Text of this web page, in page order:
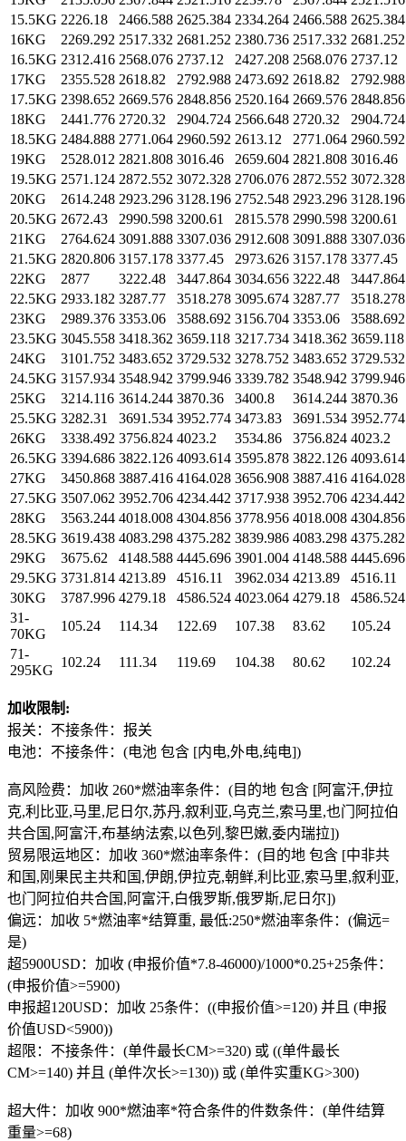
15.5KG 2226.18 2466.588 2625.384 2334.264 2466.588 2625.384
16KG
2269.292 2517.332 2681.252 2380.736 2517.332 2681.252
16.5KG 2312.416 2568.076 2737.12 2427.208 2568.076 2737.12
17KG
2355.528 2618.82 2792.988 2473.692 2618.82
2792.988
17.5KG 2398.652 2669.576 2848.856 2520.164 2669.576 2848.856
18KG
2441.776 2720.32 2904.724 2566.648 2720.32
2904.724
18.5KG 2484.888 2771.064 2960.592 2613.12 2771.064 2960.592
19KG
2528.012 2821.808 3016.46 2659.604 2821.808 3016.46
19.5KG 2571.124 2872.552 3072.328 2706.076 2872.552 3072.328
20KG
2614.248 2923.296 3128.196 2752.548 2923.296 3128.196
20.5KG 2672.43 2990.598 3200.61 2815.578 2990.598 3200.61
21KG
2764.624 3091.888 3307.036 2912.608 3091.888 3307.036
21.5KG 2820.806 3157.178 3377.45 2973.626 3157.178 3377.45
22KG
2877 3222.48 3447.864 3034.656 3222.48
3447.864
22.5KG 2933.182 3287.77 3518.278 3095.674 3287.77
3518.278
23KG
2989.376 3353.06 3588.692 3156.704 3353.06
3588.692
23.5KG 3045.558 3418.362 3659.118 3217.734 3418.362 3659.118
24KG
3101.752 3483.652 3729.532 3278.752 3483.652 3729.532
24.5KG 3157.934 3548.942 3799.946 3339.782 3548.942 3799.946
25KG
3214.116 3614.244 3870.36 3400.8 3614.244 3870.36
25.5KG 3282.31 3691.534 3952.774 3473.83 3691.534 3952.774
26KG
3338.492 3756.824 4023.2 3534.86 3756.824 4023.2
26.5KG 3394.686 3822.126 4093.614 3595.878 3822.126 4093.614
27KG
3450.868 3887.416 4164.028 3656.908 3887.416 4164.028
27.5KG 3507.062 3952.706 4234.442 3717.938 3952.706 4234.442
28KG
3563.244 4018.008 4304.856 3778.956 4018.008 4304.856
28.5KG 3619.438 4083.298 4375.282 3839.986 4083.298 4375.282
29KG
3675.62 4148.588 4445.696 3901.004 4148.588 4445.696
29.5KG 3731.814 4213.89 4516.11 3962.034 4213.89
4516.11
30KG
3787.996 4279.18 4586.524 4023.064 4279.18
4586.524
31-
70KG
105.24 114.34 122.69 107.38 83.62
105.24
71-
295KG
102.24 111.34 119.69 104.38 80.62 102.24
加收限制:
报关：不接条件：报关
电池：不接条件：(电池 包含 [内电,外电,纯电])
高风险费：加收 260*燃油率条件：(目的地 包含 [阿富汗,伊拉
克,利比亚,马里,尼日尔,苏丹,叙利亚,乌克兰,索马里,也门阿拉伯
共合国,阿富汗,布基纳法索,以色列,黎巴嫩,委内瑞拉])
贸易限运地区：加收 360*燃油率条件：(目的地 包含 [中非共
和国,刚果民主共和国,伊朗,伊拉克,朝鲜,利比亚,索马里,叙利亚,
也门阿拉伯共合国,阿富汗,白俄罗斯,俄罗斯,尼日尔])
偏远：加收 5*燃油率*结算重, 最低:250*燃油率条件：(偏远=
是)
超5900USD：加收 (申报价值*7.8-46000)/1000*0.25+25条件：
(申报价值>=5900)
申报超120USD：加收 25条件：((申报价值>=120) 并且 (申报
价值USD<5900))
超限：不接条件：(单件最长CM>=320) 或 ((单件最长
CM>=140) 并且 (单件次长>=130)) 或 (单件实重KG>300)
超大件：加收 900*燃油率*符合条件的件数条件：(单件结算
重量>=68)